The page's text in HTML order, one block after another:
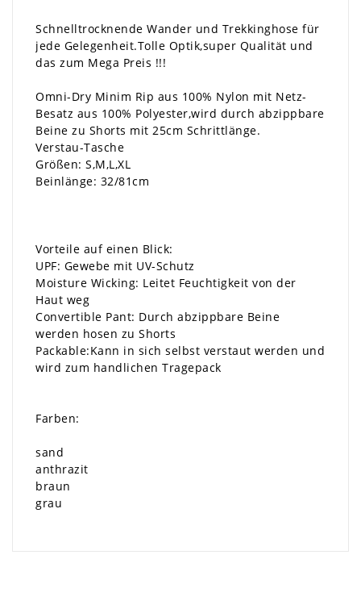
Schnelltrocknende Wander und Trekkinghose für
jede Gelegenheit.Tolle Optik,super Qualität und
das zum Mega Preis !!!
Omni-Dry Minim Rip aus 100% Nylon mit Netz-
Besatz aus 100% Polyester,wird durch abzippbare
Beine zu Shorts mit 25cm Schrittlänge.
Verstau-Tasche
Größen: S,M,L,XL
Beinlänge: 32/81cm
Vorteile auf einen Blick:
UPF: Gewebe mit UV-Schutz
Moisture Wicking: Leitet Feuchtigkeit von der
Haut weg
Convertible Pant: Durch abzippbare Beine
werden hosen zu Shorts
Packable:Kann in sich selbst verstaut werden und
wird zum handlichen Tragepack
Farben:
sand
anthrazit
braun
grau